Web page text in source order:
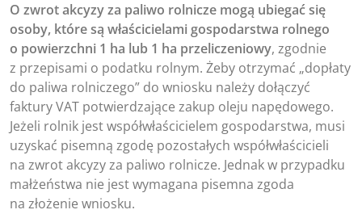
O zwrot akcyzy za paliwo rolnicze mogą ubiegać się
osoby, które są właścicielami gospodarstwa rolnego
o powierzchni 1 ha lub 1 ha przeliczeniowy, zgodnie
z przepisami o podatku rolnym. Żeby otrzymać „dopłaty
do paliwa rolniczego” do wniosku należy dołączyć
faktury VAT potwierdzające zakup oleju napędowego.
Jeżeli rolnik jest współwłaścicielem gospodarstwa, musi
uzyskać pisemną zgodę pozostałych współwłaścicieli
na zwrot akcyzy za paliwo rolnicze. Jednak w przypadku
małżeństwa nie jest wymagana pisemna zgoda
na złożenie wniosku.